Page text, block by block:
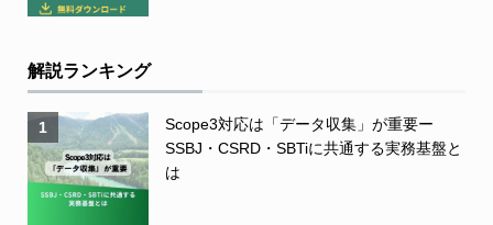
解説ランキング
1
Scope3対応は「データ収集」が重要ー
SSBJ・CSRD・SBTiに共通する実務基盤と
は